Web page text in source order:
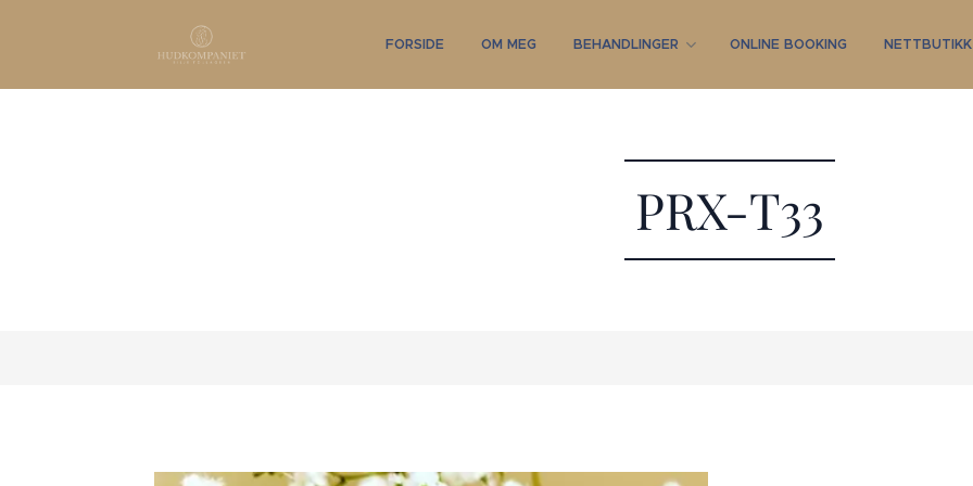
FORSIDE OM MEG BEHANDLINGER ONLINE BOOKING NETTBUTIKK
PRX-T33